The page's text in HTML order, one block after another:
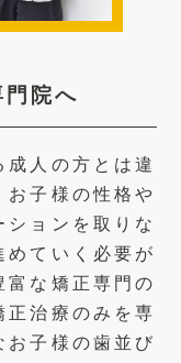
院へ
人の方とは違
子様の性格や
ョンを取りな
ていく必要が
な矯正専門の
治療のみを専
子様の歯並び